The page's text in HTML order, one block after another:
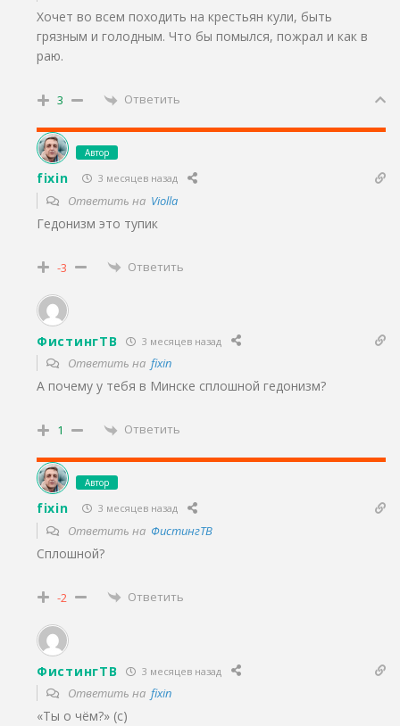
Хочет во всем походить на крестьян кули, быть
грязным и голодным. Что бы помылся, пожрал и как в
раю.
3 Ответить
Автор
fixin 3 месяцев назад
Ответить на Violla
Гедонизм это тупик
-3 Ответить
ФистингТВ 3 месяцев назад
Ответить на fixin
А почему у тебя в Минске сплошной гедонизм?
1 Ответить
Автор
fixin 3 месяцев назад
Ответить на ФистингТВ
Сплошной?
-2 Ответить
ФистингТВ 3 месяцев назад
Ответить на fixin
«Ты о чём?» (с)